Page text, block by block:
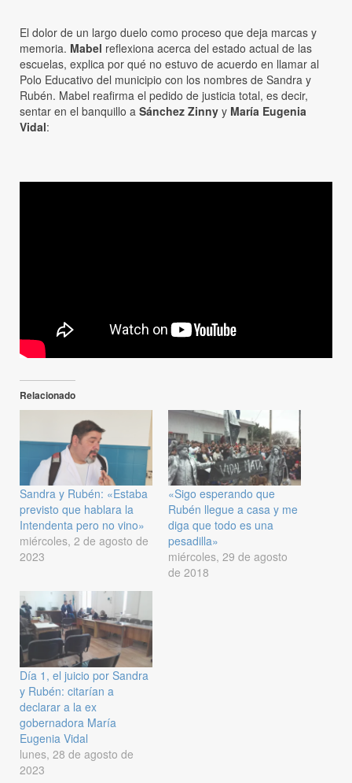
El dolor de un largo duelo como proceso que deja marcas y
memoria. Mabel reflexiona acerca del estado actual de las
escuelas, explica por qué no estuvo de acuerdo en llamar al
Polo Educativo del municipio con los nombres de Sandra y
Rubén. Mabel reafirma el pedido de justicia total, es decir,
sentar en el banquillo a Sánchez Zinny y María Eugenia
Vidal:
Relacionado
Sandra y Rubén: «Estaba
previsto que hablara la
Intendenta pero no vino»
miércoles, 2 de agosto de
2023
«Sigo esperando que
Rubén llegue a casa y me
diga que todo es una
pesadilla»
miércoles, 29 de agosto
de 2018
Día 1, el juicio por Sandra
y Rubén: citarían a
declarar a la ex
gobernadora María
Eugenia Vidal
lunes, 28 de agosto de
2023